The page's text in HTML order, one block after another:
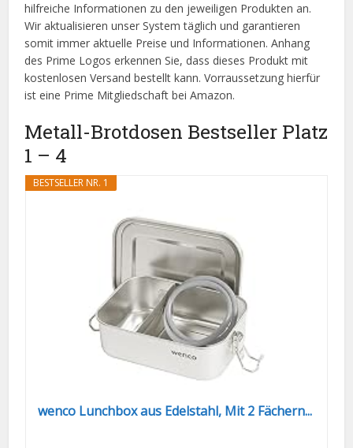
hilfreiche Informationen zu den jeweiligen Produkten an.
Wir aktualisieren unser System täglich und garantieren
somit immer aktuelle Preise und Informationen. Anhang
des Prime Logos erkennen Sie, dass dieses Produkt mit
kostenlosen Versand bestellt kann. Vorraussetzung hierfür
ist eine Prime Mitgliedschaft bei Amazon.
Metall-Brotdosen Bestseller Platz
1 – 4
BESTSELLER NR. 1
wenco Lunchbox aus Edelstahl, Mit 2 Fächern...